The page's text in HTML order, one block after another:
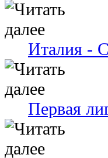
Италия -
Первая